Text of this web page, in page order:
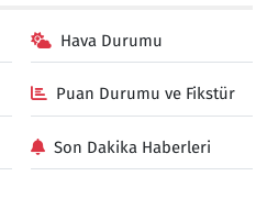
Hava Durumu
Puan Durumu ve Fikstür
Son Dakika Haberleri